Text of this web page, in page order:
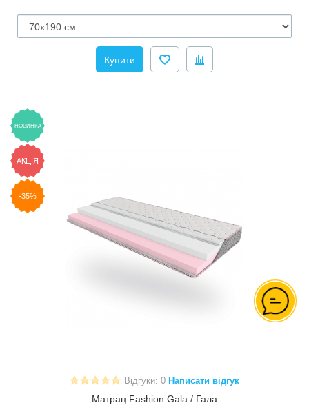
Купити
НОВИНКА
АКЦІЯ
-35%
Відгуки: 0 Написати відгук
Матрац Fashion Gala / Гала